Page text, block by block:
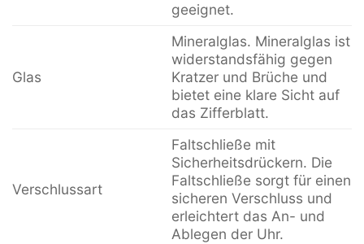
geeignet.
Glas
Mineralglas. Mineralglas ist
widerstandsfähig gegen
Kratzer und Brüche und
bietet eine klare Sicht auf
das Zifferblatt.
Verschlussart
Faltschließe mit
Sicherheitsdrückern. Die
Faltschließe sorgt für einen
sicheren Verschluss und
erleichtert das An- und
Ablegen der Uhr.